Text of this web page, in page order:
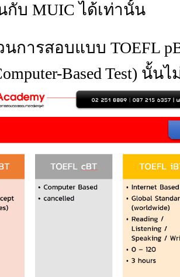
กับ MUIC ได้เท่านั้น
ารสอบแบบ TOEFL pBT
Based Test) นั้